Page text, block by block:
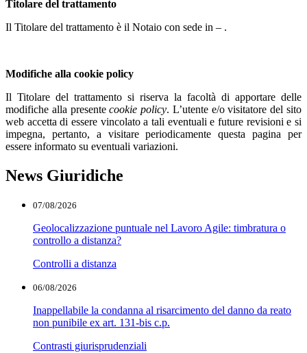
Titolare del trattamento
Il Titolare del trattamento è il Notaio con sede in – .
Modifiche alla cookie policy
Il Titolare del trattamento si riserva la facoltà di apportare delle
modifiche alla presentecookie policy. L’utente e/o visitatore del sito
web accetta di essere vincolato a tali eventuali e future revisioni e si
impegna, pertanto, a visitare periodicamente questa pagina per
essere informato su eventuali variazioni.
News Giuridiche
07/08/2026
Geolocalizzazione puntuale nel Lavoro Agile: timbratura o
controllo a distanza?
Controlli a distanza
06/08/2026
Inappellabile la condanna al risarcimento del danno da reato
non punibile ex art. 131-bis c.p.
Contrasti giurisprudenziali